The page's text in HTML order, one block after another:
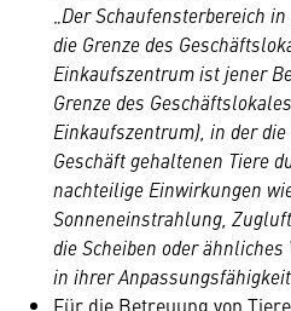
Der Schaufensterbereich
die Grenze des
Einkaufszentrum ist jener
Grenze des
Einkaufszentrum), in der
Geschäft gehaltenen Tiere
nachteilige Einwirkungen
Sonneneinstrahlung,
die Scheiben oder
in ihrer
Für die Betreuung von